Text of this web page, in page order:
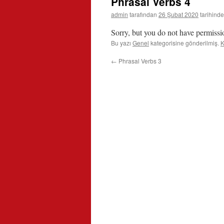
admin tarafından 26 Şubat 2020
Sorry, but you do not have
Bu yazı Genel kategorisine gönderilmiş.
← Phrasal Verbs 3